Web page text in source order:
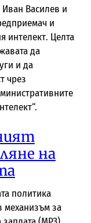
Иван Василев и
и
интелект. Целта
да
и да
чрез
на
политика
механизъм за